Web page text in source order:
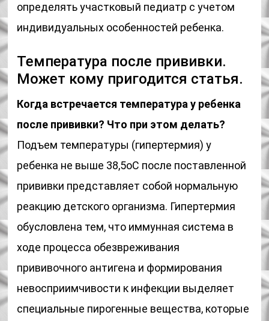
определять участковый педиатр с учетом
индивидуальных особенностей ребенка.
Температура после прививки.
Может кому пригодится статья.
Когда встречается температура у ребенка
после прививки? Что при этом делать?
Подъем температуры (гипертермия) у
ребенка не выше 38,5oС после поставленной
прививки представляет собой нормальную
реакцию детского организма. Гипертермия
обусловлена тем, что иммунная система в
ходе процесса обезвреживания
прививочного антигена и формирования
невосприимчивости к инфекции выделяет
специальные пирогенные вещества, которые